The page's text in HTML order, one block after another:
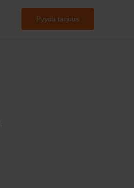
Pyydä tarjous